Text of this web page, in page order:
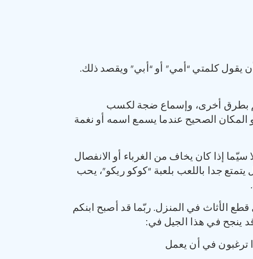
يقول كلمتي “أمي” أو “أبي” ويقصد ذلك.
بطرق أخرى، وإسماع ضجة لكسب
المكان الصحيح عندما يسمع اسمه أو نغمة
إذا كان يخاف من الغرباء أو الانفصال
جدا باللعب بلعبة “كوكو ريكو”، يحب
الأثاث في المنزل. ربّما قد أصبح ابنكم
ينجح في هذا الجيل في:
ترغبون في أن يعمل